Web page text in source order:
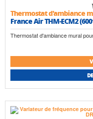
Thermostat d'ambiance
France Air THM-ECM2
Thermostat d'ambiance mural